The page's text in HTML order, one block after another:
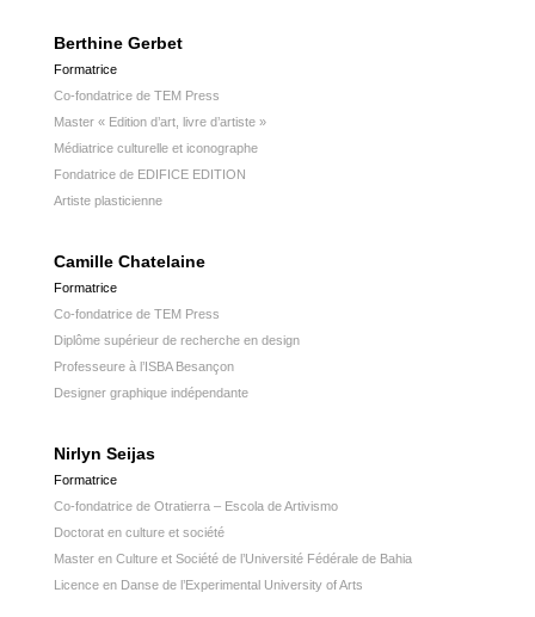
Berthine Gerbet
Formatrice
Co-fondatrice de TEM Press
Master « Edition d’art, livre d’artiste »
Médiatrice culturelle et iconographe
Fondatrice de EDIFICE EDITION
Artiste plasticienne
Camille Chatelaine
Formatrice
Co-fondatrice de TEM Press
Diplôme supérieur de recherche en design
Professeure à l’ISBA Besançon
Designer graphique indépendante
Nirlyn Seijas
Formatrice
Co-fondatrice de Otratierra – Escola de Artivismo
Doctorat en culture et société
Master en Culture et Société de l’Université Fédérale de Bahia
Licence en Danse de l’Experimental University of Arts